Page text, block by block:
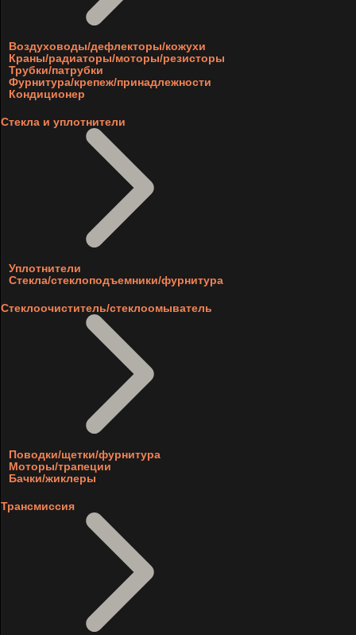
Воздуховоды/дефлекторы/кожухи
Краны/радиаторы/моторы/резисторы
Трубки/патрубки
Фурнитура/крепеж/принадлежности
Кондиционер
Стекла и уплотнители
Уплотнители
Стекла/стеклоподъемники/фурнитура
Стеклоочиститель/стеклоомыватель
Поводки/щетки/фурнитура
Моторы/трапеции
Бачки/жиклеры
Трансмиссия